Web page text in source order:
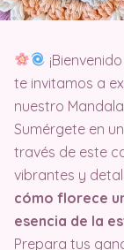
te invitamos a
nuestro
Sumérgete en
través de este
vibrantes y
cómo florece
esencia de la
Prepara tus